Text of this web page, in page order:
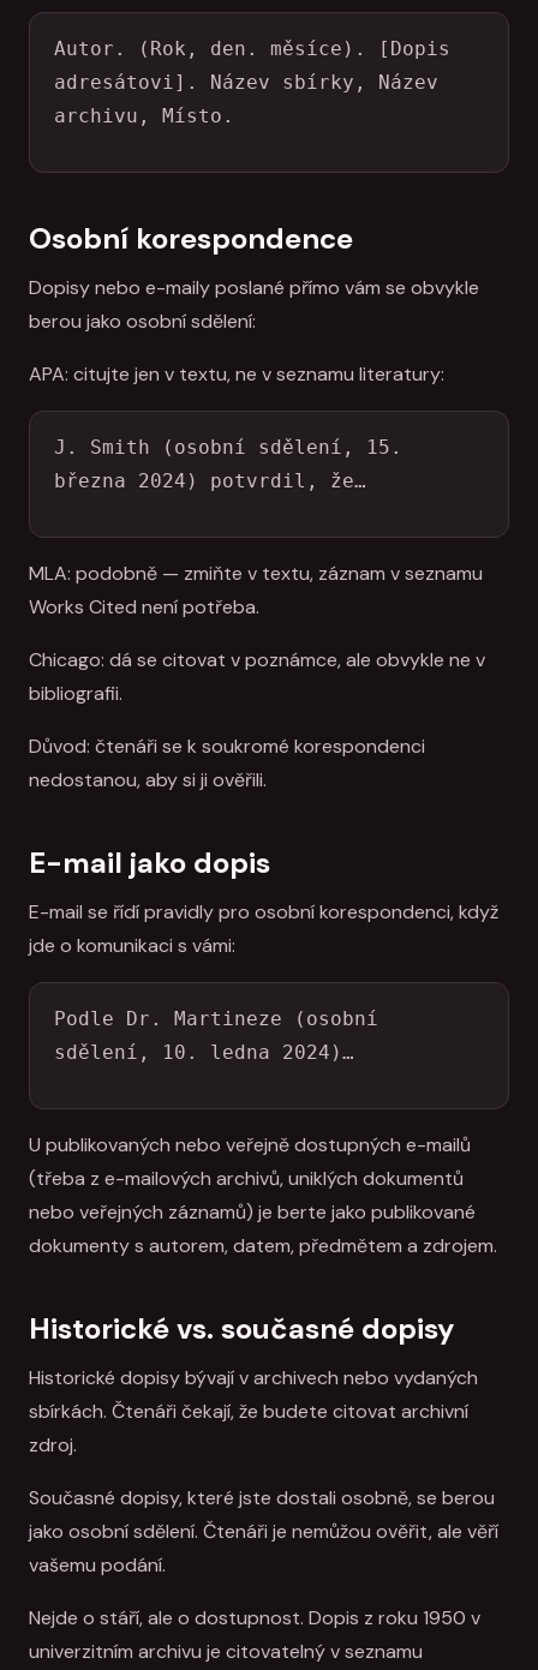
Autor. (Rok, den. měsíce). [Dopis
adresátovi]. Název sbírky, Název
archivu, Místo.
Osobní korespondence
Dopisy nebo e-maily poslané přímo vám se obvykle
berou jako osobní sdělení:
APA: citujte jen v textu, ne v seznamu literatury:
J. Smith (osobní sdělení, 15.
března 2024) potvrdil, že…
MLA: podobně — zmiňte v textu, záznam v seznamu
Works Cited není potřeba.
Chicago: dá se citovat v poznámce, ale obvykle ne v
bibliografii.
Důvod: čtenáři se k soukromé korespondenci
nedostanou, aby si ji ověřili.
E-mail jako dopis
E-mail se řídí pravidly pro osobní korespondenci, když
jde o komunikaci s vámi:
Podle Dr. Martineze (osobní
sdělení, 10. ledna 2024)…
U publikovaných nebo veřejně dostupných e-mailů
(třeba z e-mailových archivů, uniklých dokumentů
nebo veřejných záznamů) je berte jako publikované
dokumenty s autorem, datem, předmětem a zdrojem.
Historické vs. současné dopisy
Historické dopisy bývají v archivech nebo vydaných
sbírkách. Čtenáři čekají, že budete citovat archivní
zdroj.
Současné dopisy, které jste dostali osobně, se berou
jako osobní sdělení. Čtenáři je nemůžou ověřit, ale věří
vašemu podání.
Nejde o stáří, ale o dostupnost. Dopis z roku 1950 v
univerzitním archivu je citovatelný v seznamu